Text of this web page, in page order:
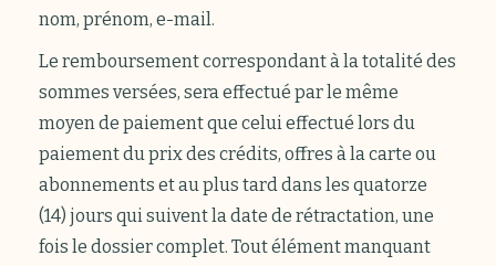
nom, prénom, e-mail.
Le remboursement correspondant à la totalité des
sommes versées, sera effectué par le même
moyen de paiement que celui effectué lors du
paiement du prix des crédits, offres à la carte ou
abonnements et au plus tard dans les quatorze
(14) jours qui suivent la date de rétractation, une
fois le dossier complet. Tout élément manquant